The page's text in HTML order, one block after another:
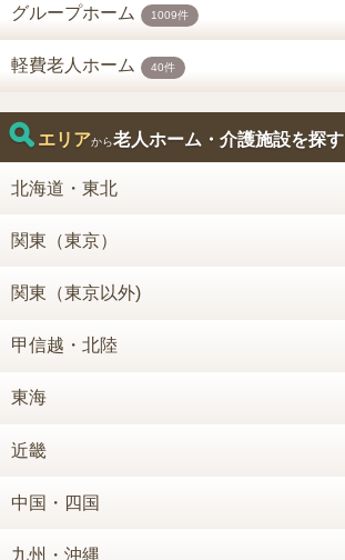
グループホーム 1009件
軽費老人ホーム 40件
エリアから老人ホーム・介護施設を探す
北海道・東北
関東（東京）
関東（東京以外)
甲信越・北陸
東海
近畿
中国・四国
九州・沖縄